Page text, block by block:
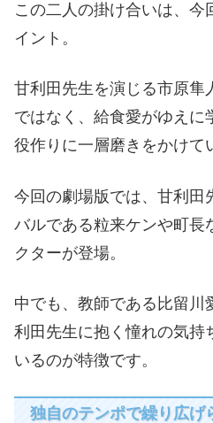
この二人の掛け合いは、今
イント。
甘利田先生を演じる市原隼
ではなく、給食愛がゆえに
役作りに一層磨きをかけて
今回の劇場版では、甘利田
バルである粒来ケンや町長
クターが登場。
中でも、教師である比留川
利田先生に抱く憧れの気持
いるのが特徴です。
独自のテンポで繰り広げ